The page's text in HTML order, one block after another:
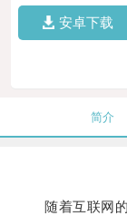
安卓下载
简介
随着互联网的